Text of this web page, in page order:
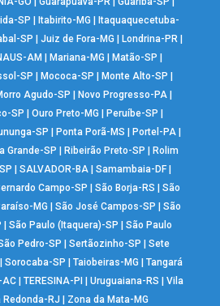
SP Itabirito-MG
Itaquaquecetuba-
SP |Juiz de Fora-MG Londrina-PR
AM Mariana-MG Matão-SP
SP Mococa-SP Monte Alto-SP
Agudo-SP Novo Progresso-PA
SP |Ouro Preto-MG Peruíbe-SP
SP Ponta Porã-MS Portel-PA|
Grande-SP Ribeirão Preto-SP
Rolim
|SALVADOR-BA |Samambaia-DF
Campo-SP São Borja-RS
São
MG São José Campos-SP
São
São Paulo (Itaquera)-SP
São Paulo
Pedro-SP Sertãozinho-SP
Sete
|Sorocaba-SP |Taiobeiras-MG |Tangará
AC| TERESINA-PI Uruguaiana-RS
Vila
Redonda-RJ Zona da Mata-MG